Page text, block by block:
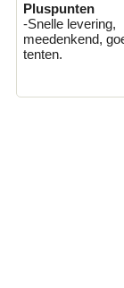
Pluspunten
-Snelle levering,
meedenkend,
tenten.